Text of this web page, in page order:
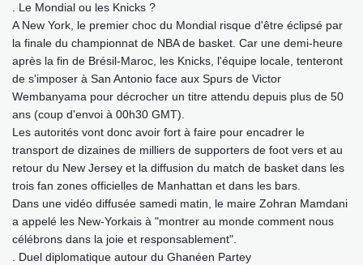
. Le Mondial ou les Knicks ?
A New York, le premier choc du Mondial risque d'être éclipsé par
la finale du championnat de NBA de basket. Car une demi-heure
après la fin de Brésil-Maroc, les Knicks, l'équipe locale, tenteront
de s'imposer à San Antonio face aux Spurs de Victor
Wembanyama pour décrocher un titre attendu depuis plus de 50
ans (coup d'envoi à 00h30 GMT).
Les autorités vont donc avoir fort à faire pour encadrer le
transport de dizaines de milliers de supporters de foot vers et au
retour du New Jersey et la diffusion du match de basket dans les
trois fan zones officielles de Manhattan et dans les bars.
Dans une vidéo diffusée samedi matin, le maire Zohran Mamdani
a appelé les New-Yorkais à "montrer au monde comment nous
célébrons dans la joie et responsablement".
. Duel diplomatique autour du Ghanéen Partey